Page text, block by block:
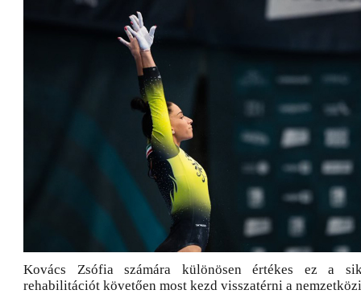
Kovács Zsófia számára különösen értékes ez a
rehabilitációt követően most kezd visszatérni a